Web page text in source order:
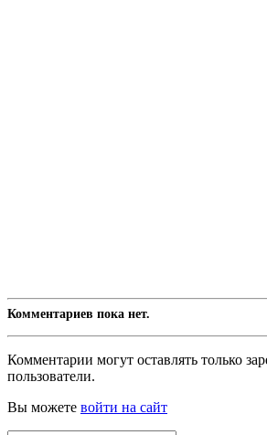
Комментариев пока нет.
Комментарии могут оставлять только
пользователи.
Вы можете войти на сайт